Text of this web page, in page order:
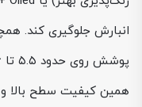
انبارش جلوگیری کند.
همین کیفیت سطح بالا